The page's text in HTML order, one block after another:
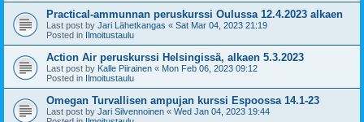
Practical-ammunnan peruskurssi Oulussa 12.4.2023 alkaen
Last post by Jari Lähetkangas « Sat Mar 04, 2023 21:19
Posted in Ilmoitustaulu
Action Air peruskurssi Helsingissä, alkaen 5.3.2023
Last post by Kalle Piirainen « Mon Feb 06, 2023 09:12
Posted in Ilmoitustaulu
Omegan Turvallisen ampujan kurssi Espoossa 14.1-23
Last post by Jari Silvennoinen « Wed Jan 04, 2023 19:44